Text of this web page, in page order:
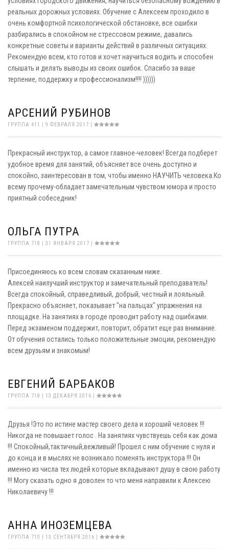
реальных дорожных условиях. Обучение с Алексеем проходило в
очень комфортной психологической обстановке, все ошибки
разбирались в спокойном не стрессовом режиме, давались
конкретные советы и варианты действий в различных ситуациях.
Рекомендую всем, кто готов и хочет научиться водить и способен
слышать и делать выводы из своих ошибок. Спасибо за ваше
терпение, поддержку и профессионализм!!!! ))))))
АРСЕНИЙ РУБИНОВ
ГРУППА 411 | 9 ФЕВРАЛЯ 2017 |
Прекрасный инструктор, а самое главное-человек! Всегда подберет
удобное время для занятий, объясняет все очень доступно и
спокойно, заинтересован в том, чтобы именно НАУЧИТЬ человека.Ко
всему прочему-обладает замечательным чувством юмора и просто
приятный собеседник!
ОЛЬГА ПУТРА
ГРУППА 718 | 31 ЯНВАРЯ 2017 |
Присоединяюсь ко всем словам сказанным ниже.
Алексей наилучший инструктор и замечательный преподаватель!
Всегда спокойный, справедливый, добрый, честный и лояльный.
Прекрасно объясняет, показывает "на пальцах" упражнения на
площадке. На занятиях в городе проводит работу над ошибками.
Перед экзаменом поддержит, повторит, обратит еще раз внимание.
От обучения остались только положительные эмоции, рекомендую
всем друзьям и знакомым!
ЕВГЕНИЙ БАРБАКОВ
ГРУППА 718 | 13 ДЕКАБРЯ 2016 |
Друзья !Это по истине мастер своего дела и хороший человек !!!
Никогда не повышает голос . На занятиях чувствуешь себя как дома
!!! Спокойный,тактичный,вежливый! Прошел с ним обучение с нуля и
до конца и в мыслях не возникало поменять инструктора !!! Он
именно из числа тех людей которые вкладывают душу в свою работу
!!! Могу сказать одно я доволен то что меня направили к Алексею
Николаевичу !!!
АННА ИНОЗЕМЦЕВА
ГРУППА 710 | 13 СЕНТЯБРЯ 2016 |